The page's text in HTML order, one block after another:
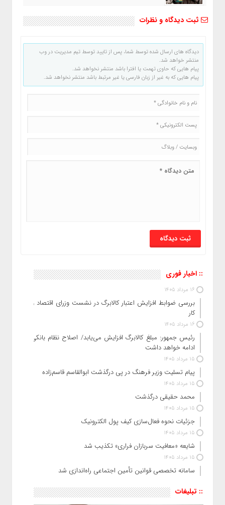
ثبت دیدگاه و نظرات
دیدگاه های ارسال شده توسط شما، پس از تایید توسط تیم مدیریت در وب
منتشر خواهد شد.
پیام هایی که حاوی تهمت یا افترا باشد منتشر نخواهد شد.
پیام هایی که به غیر از زبان فارسی یا غیر مرتبط باشد منتشر نخواهد شد.
:: اخبار فوری
16 مرداد 1405
بررسی ضوابط افزایش اعتبار کالابرگ در نشست وزرای اقتصاد و
کار
16 مرداد 1405
رئیس‌ جمهور: مبلغ کالابرگ افزایش می‌یابد/ اصلاح نظام بانکی
ادامه خواهد داشت
15 مرداد 1405
پیام تسلیت وزیر فرهنگ در پی درگذشت ابوالقاسم قاسم‌زاده
15 مرداد 1405
محمد حقیقی درگذشت
15 مرداد 1405
جزئیات نحوه فعال‌سازی کیف پول الکترونیک
15 مرداد 1405
شایعه «معافیت سربازان فراری» تکذیب شد
15 مرداد 1405
سامانه تخصصی قوانین تأمین اجتماعی راه‌اندازی شد
:: تبلیغات